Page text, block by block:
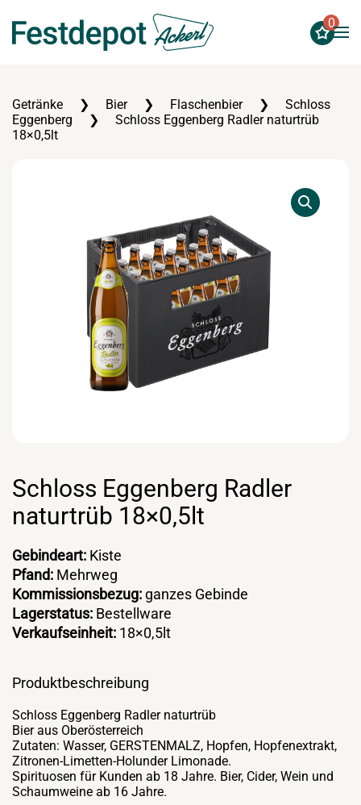
Zum Hauptinhalt springen
0
Getränke Bier Flaschenbier
Schloss
Eggenberg
Schloss Eggenberg Radler naturtrüb
18×0,5lt
Schloss Eggenberg Radler
naturtrüb 18×0,5lt
Gebindeart: Kiste
Pfand: Mehrweg
Kommissionsbezug: ganzes Gebinde
Lagerstatus: Bestellware
Verkaufseinheit: 18×0,5lt
Produktbeschreibung
Schloss Eggenberg Radler naturtrüb
Bier aus Oberösterreich
Zutaten: Wasser, GERSTENMALZ, Hopfen, Hopfenextrakt,
Zitronen-Limetten-Holunder Limonade.
Spirituosen für Kunden ab 18 Jahre. Bier, Cider, Wein und
Schaumweine ab 16 Jahre.